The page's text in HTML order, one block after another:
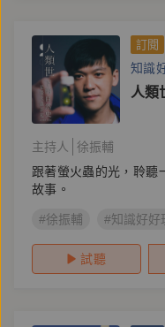
訂閱
知識
人類
主持人
徐振輔
跟著螢火蟲的光，聆聽
故事。
#徐振輔 #知識好好
試聽